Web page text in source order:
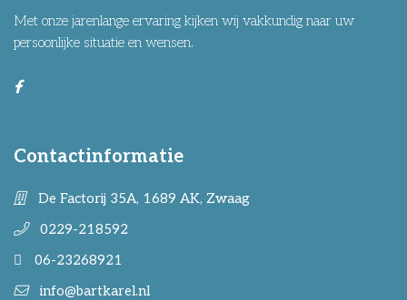
Met onze jarenlange ervaring kijken wij vakkundig naar uw
persoonlijke situatie en wensen.
Contactinformatie
De Factorij 35A, 1689 AK, Zwaag
0229-218592
06-23268921
info@bartkarel.nl